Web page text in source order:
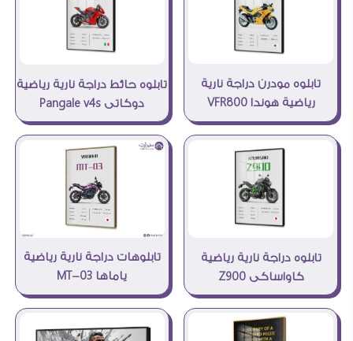
تابلوه مودرن دراجة نارية
رياضية هوندا VFR800
تابلوه حائط دراجة نارية رياضية
دوكاتى Pangale v4s
تابلوه دراجة نارية رياضية
كاواساكى Z900
تابلوهات دراجة نارية رياضية
ياماها MT-03